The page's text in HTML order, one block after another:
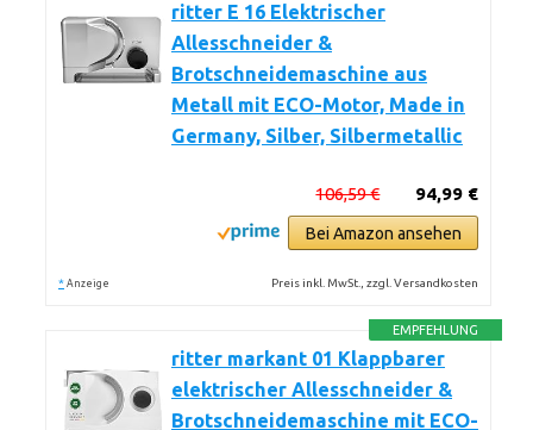
ritter E 16 Elektrischer
Allesschneider &
Brotschneidemaschine aus
Metall mit ECO-Motor, Made in
Germany, Silber, Silbermetallic
94,99 €
106,59 €
Bei Amazon ansehen
* Anzeige Preis inkl. MwSt., zzgl. Versandkosten
EMPFEHLUNG
ritter markant 01 Klappbarer
elektrischer Allesschneider &
Brotschneidemaschine mit ECO-